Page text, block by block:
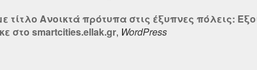
τίτλο Ανοικτά πρότυπα στις έξυπνες πόλεις:
στο smartcities.ellak.gr, WordPress